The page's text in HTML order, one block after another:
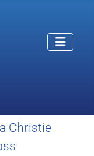
Christie